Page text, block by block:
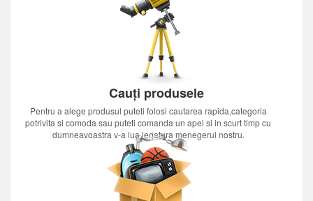
Cauți produsele
Pentru a alege produsul puteti folosi cautarea rapida,categoria
potrivita si comoda sau puteti comanda un apel si in scurt timp cu
dumneavoastra v-a lua legatura menegerul nostru.